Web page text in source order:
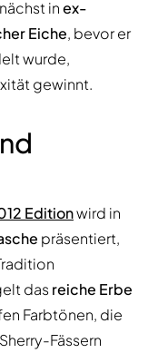
inex-
Eiche, bevor er
wurde,
gewinnt.
Editionwird in
präsentiert,
dasreiche Erbe
Farbtönen, die
Fässern